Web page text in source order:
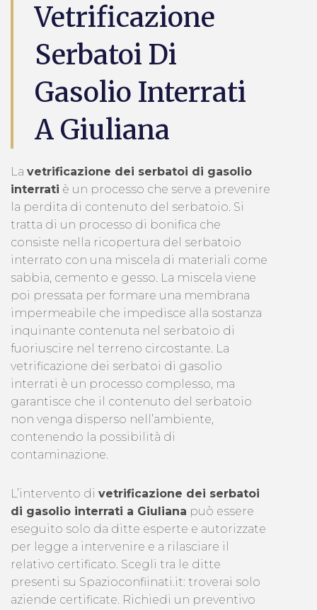
Vetrificazione
Serbatoi Di
Gasolio Interrati
A Giuliana
La vetrificazione dei serbatoi di gasolio
interrati è un processo che serve a prevenire
la perdita di contenuto del serbatoio. Si
tratta di un processo di bonifica che
consiste nella ricopertura del serbatoio
interrato con una miscela di materiali come
sabbia, cemento e gesso. La miscela viene
poi pressata per formare una membrana
impermeabile che impedisce alla sostanza
inquinante contenuta nel serbatoio di
fuoriuscire nel terreno circostante. La
vetrificazione dei serbatoi di gasolio
interrati è un processo complesso, ma
garantisce che il contenuto del serbatoio
non venga disperso nell’ambiente,
contenendo la possibilità di
contaminazione.
L’intervento di vetrificazione dei serbatoi
di gasolio interrati a Giuliana può essere
eseguito solo da ditte esperte e autorizzate
per legge a intervenire e a rilasciare il
relativo certificato. Scegli tra le ditte
presenti su Spazioconfiinati.it: troverai solo
aziende certificate. Richiedi un preventivo